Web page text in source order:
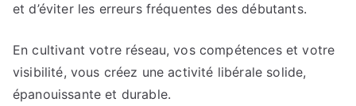
et d’éviter les erreurs fréquentes des débutants.
En cultivant votre réseau, vos compétences et votre
visibilité, vous créez une activité libérale solide,
épanouissante et durable.